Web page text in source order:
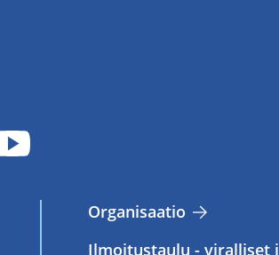
Or­ga­ni­saa­tio
Il­moi­tus­tau­lu - vi­ral­li­set